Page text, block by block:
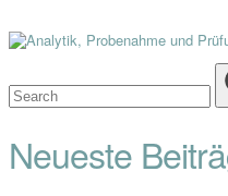
Neueste